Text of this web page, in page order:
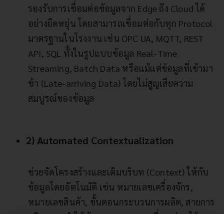
รองรับการเชื่อมต่อข้อมูลจาก Edge ถึง Cloud ได้
อย่างยืดหยุ่น โดยสามารถเชื่อมต่อกับทุก Protocol
มาตรฐานในโรงงาน เช่น OPC UA, MQTT, REST
API, SQL ทั้งในรูปแบบข้อมูล Real-Time
Streaming, Batch Data หรือแม้แต่ข้อมูลที่เข้ามา
ช้า (Late-arriving Data) โดยไม่สูญเสียความ
สมบูรณ์ของข้อมูล
2) Automated Contextualization
ช่วยจัดโครงสร้างและเติมบริบท (Context) ให้กับ
ข้อมูลโดยอัตโนมัติ เช่น หมายเลขเครื่องจักร,
หมายเลขสินค้า, ขั้นตอนกระบวนการผลิต, สายการ